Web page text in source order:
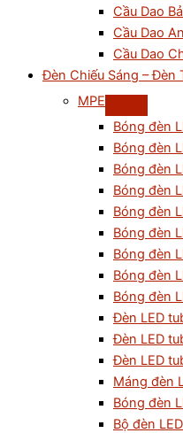
Cầu Dao
Cầu Dao
Cầu Dao
Đèn Chiếu Sáng – Đèn
MPE
Bóng đèn
Bóng đèn
Bóng đèn
Bóng đèn
Bóng đèn
Bóng đèn
Bóng đèn
Bóng đèn
Bóng đèn
Đèn LED
Đèn LED
Đèn LED
Máng đèn
Bóng đèn
Bộ đèn